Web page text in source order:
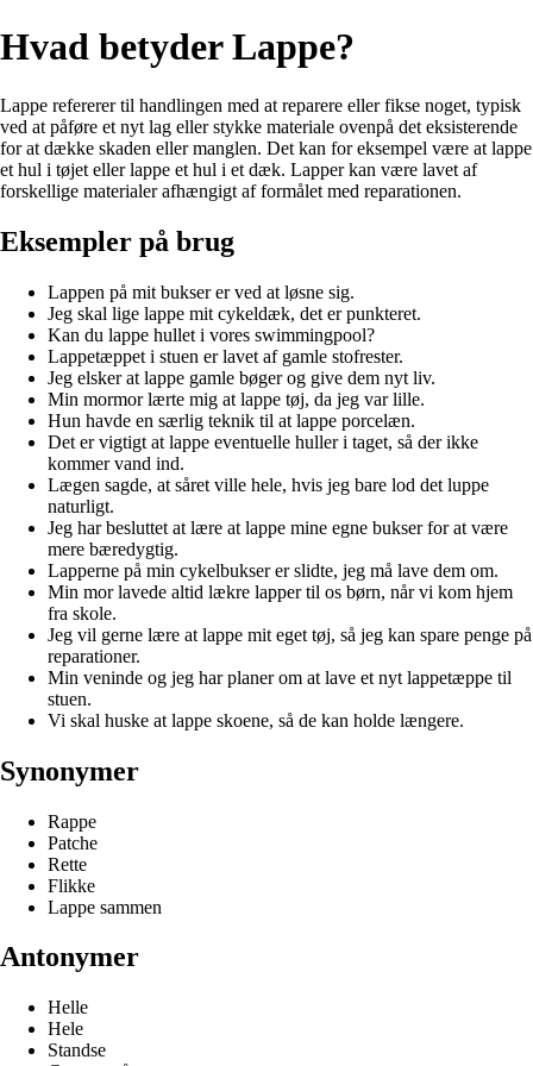
Hvad betyder Lappe?
Lappe refererer til handlingen med at reparere eller fikse noget, typisk
ved at påføre et nyt lag eller stykke materiale ovenpå det eksisterende
for at dække skaden eller manglen. Det kan for eksempel være at lappe
et hul i tøjet eller lappe et hul i et dæk. Lapper kan være lavet af
forskellige materialer afhængigt af formålet med reparationen.
Eksempler på brug
Lappen på mit bukser er ved at løsne sig.
Jeg skal lige lappe mit cykeldæk, det er punkteret.
Kan du lappe hullet i vores swimmingpool?
Lappetæppet i stuen er lavet af gamle stofrester.
Jeg elsker at lappe gamle bøger og give dem nyt liv.
Min mormor lærte mig at lappe tøj, da jeg var lille.
Hun havde en særlig teknik til at lappe porcelæn.
Det er vigtigt at lappe eventuelle huller i taget, så der ikke
kommer vand ind.
Lægen sagde, at såret ville hele, hvis jeg bare lod det luppe
naturligt.
Jeg har besluttet at lære at lappe mine egne bukser for at være
mere bæredygtig.
Lapperne på min cykelbukser er slidte, jeg må lave dem om.
Min mor lavede altid lækre lapper til os børn, når vi kom hjem
fra skole.
Jeg vil gerne lære at lappe mit eget tøj, så jeg kan spare penge på
reparationer.
Min veninde og jeg har planer om at lave et nyt lappetæppe til
stuen.
Vi skal huske at lappe skoene, så de kan holde længere.
Synonymer
Rappe
Patche
Rette
Flikke
Lappe sammen
Antonymer
Helle
Hele
Standse